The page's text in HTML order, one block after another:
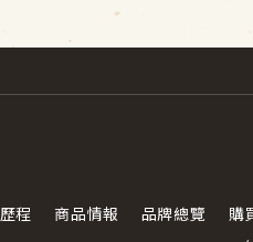
程 商品情報 品牌總覽 購